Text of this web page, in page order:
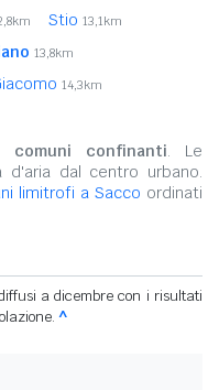
Stio 13,1km
13,8km
14,3km
comuni confinanti. Le
dal centro urbano.
limitrofi a Sacco ordinati
a dicembre con i risultati
^